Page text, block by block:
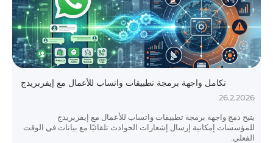
تكامل واجهة برمجة تطبيقات واتساب للأعمال مع إيفربريدج
26.2.2026
يتيح دمج واجهة برمجة تطبيقات واتساب للأعمال مع إيفربريدج
للمؤسسات إمكانية إرسال إشعارات الحوادث تلقائيًا مع بيانات في الوقت
الفعلي.